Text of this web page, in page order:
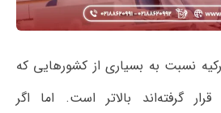
نسبت به بسیاری از کشورهایی که
گرفته‌اند بالاتر است. اما اگر